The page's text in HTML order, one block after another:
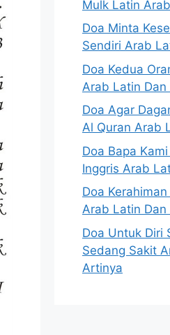
Mulk Latin
Doa Minta
Sendiri Arab
Doa Kedua
Arab Latin
Doa Agar
Al Quran Arab
Doa Bapa
Inggris Arab
Doa
Arab Latin Dan
Doa Untuk Diri
Sedang Sakit
Artinya